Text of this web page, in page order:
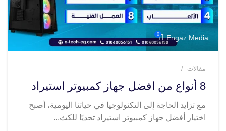
Engaz Media
0
مقالات
8 أنواع من افضل جهاز كمبيوتر استيراد
مع تزايد الحاجة إلى التكنولوجيا في حياتنا اليومية، أصبح
اختيار أفضل جهاز كمبيوتر استيراد تحديًا للكث...